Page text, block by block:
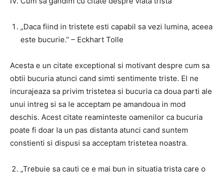
„Daca fiind in tristete esti capabil sa vezi lumina, aceea
este bucurie.” – Eckhart Tolle
Acesta e un citate exceptional si motivant despre cum sa
obtii bucuria atunci cand simti sentimente triste. El ne
incurajeaza sa privim tristetea si bucuria ca doua parti ale
unui intreg si sa le acceptam pe amandoua in mod
deschis. Acest citate reaminteste oamenilor ca bucuria
poate fi doar la un pas distanta atunci cand suntem
constienti si dispusi sa acceptam tristetea noastra.
„Trebuie sa cauti ce e mai bun in situatia trista care o